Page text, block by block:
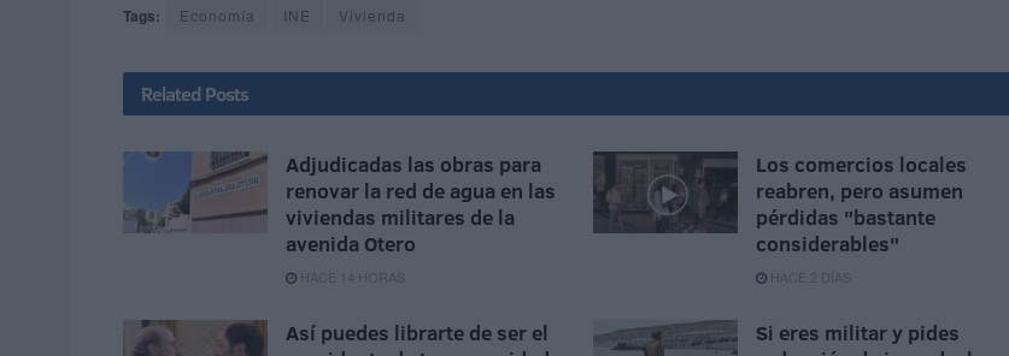
Tags: Economía INE Vivienda
Related Posts
Adjudicadas las obras para
renovar la red de agua en las
viviendas militares de la
avenida Otero
HACE 14 HORAS
Los comercios locales
reabren, pero asumen
pérdidas "bastante
considerables"
HACE 2 DÍAS
Así puedes librarte de ser el
Si eres militar y pides